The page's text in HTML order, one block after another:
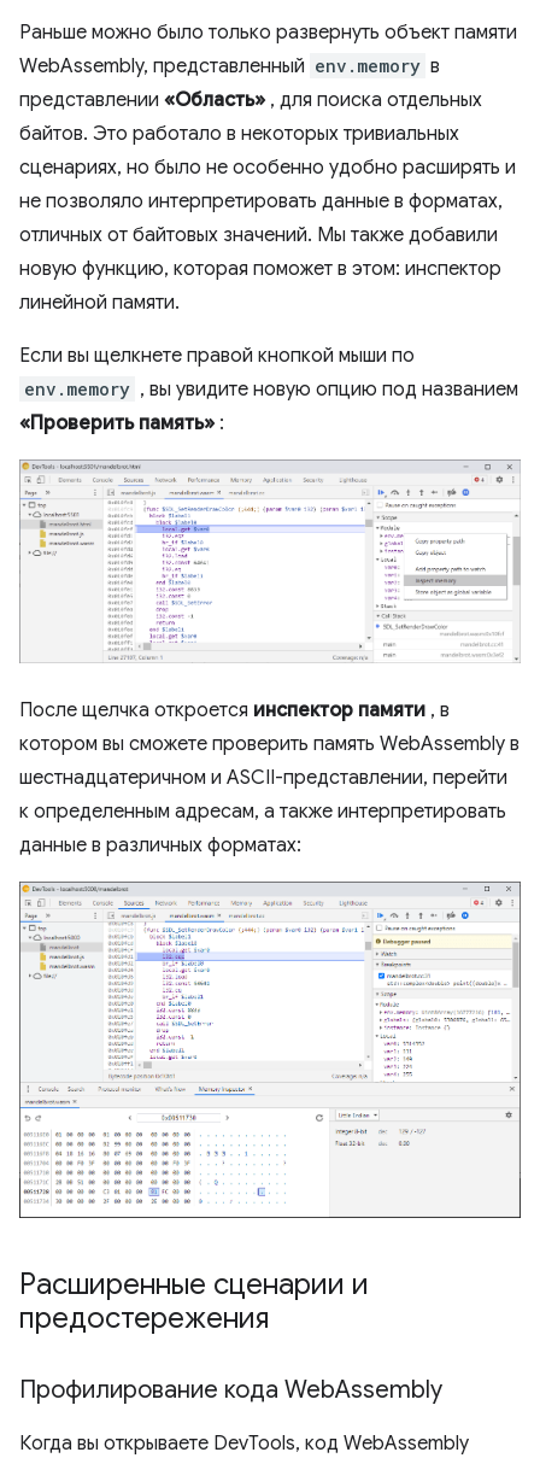
Раньше можно было только развернуть объект памяти
WebAssembly, представленный env.memory в
представлении «Область» , для поиска отдельных
байтов. Это работало в некоторых тривиальных
сценариях, но было не особенно удобно расширять и
не позволяло интерпретировать данные в форматах,
отличных от байтовых значений. Мы также добавили
новую функцию, которая поможет в этом: инспектор
линейной памяти.
Если вы щелкнете правой кнопкой мыши по
env.memory , вы увидите новую опцию под названием
«Проверить память» :
После щелчка откроется инспектор памяти , в
котором вы сможете проверить память WebAssembly в
шестнадцатеричном и ASCII-представлении, перейти
к определенным адресам, а также интерпретировать
данные в различных форматах:
Расширенные сценарии и
предостережения
Профилирование кода WebAssembly
Когда вы открываете DevTools, код WebAssembly